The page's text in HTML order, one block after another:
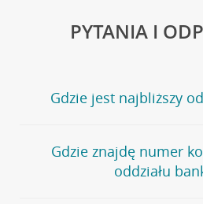
PYTANIA I
Gdzie jest najbliższy
Jeśli szukasz oddziału naszego
stronęPlacówki i bankomaty, na
wygodna wyszukiwarka.
Gdzie znajdę numer
oddziału